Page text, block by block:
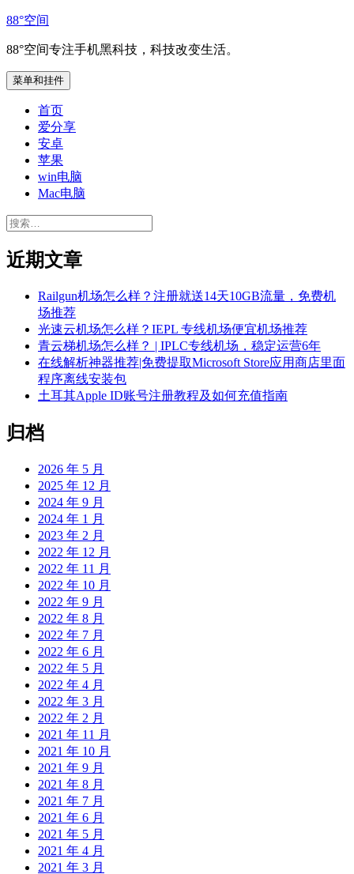
跳
内
容
88°空间
88°空间专注手机黑科技，科技改变生活。
菜单和挂件
首页
爱分享
安卓
苹果
win电脑
Mac电脑
搜
近期文章
Railgun机场怎么样？注册就送14天10GB流量，免费机
场推荐
光速云机场怎么样？IEPL 专线机场便宜机场推荐
青云梯机场怎么样？ | IPLC专线机场，稳定运营6年
在线解析神器推荐|免费提取Microsoft Store应用商店里面
程序离线安装包
土耳其Apple ID账号注册教程及如何充值指南
归档
2026 年 5 月
2025 年 12 月
2024 年 9 月
2024 年 1 月
2023 年 2 月
2022 年 12 月
2022 年 11 月
2022 年 10 月
2022 年 9 月
2022 年 8 月
2022 年 7 月
2022 年 6 月
2022 年 5 月
2022 年 4 月
2022 年 3 月
2022 年 2 月
2021 年 11 月
2021 年 10 月
2021 年 9 月
2021 年 8 月
2021 年 7 月
2021 年 6 月
2021 年 5 月
2021 年 4 月
2021 年 3 月